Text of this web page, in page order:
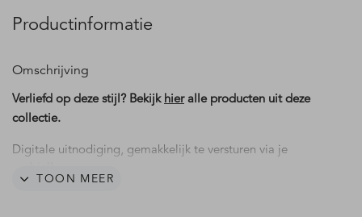
Productinformatie
Omschrijving
Verliefd op deze stijl? Bekijk hieralle producten uit deze
collectie.
Digitale uitnodiging, gemakkelijk te versturen via je
TOON MEER